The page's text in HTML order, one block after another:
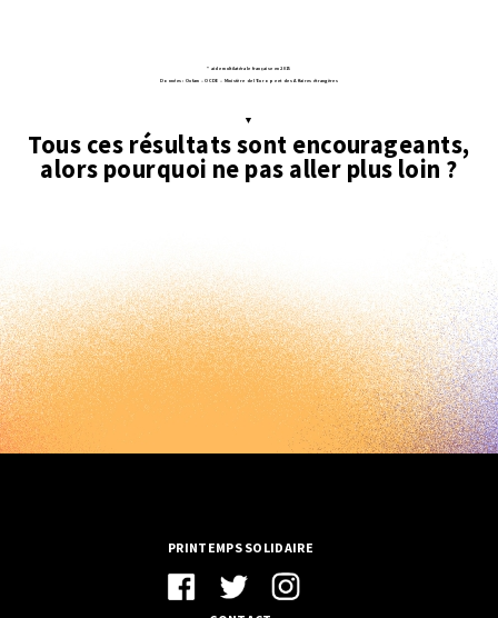
* aide multilatérale française en 2015
Données : Oxfam ‒ OCDE ‒ Ministère de l’Europe et des Affaires étrangères
▼
Tous ces résultats sont encourageants,
alors pourquoi ne pas aller plus loin ?
PRINTEMPS SOLIDAIRE